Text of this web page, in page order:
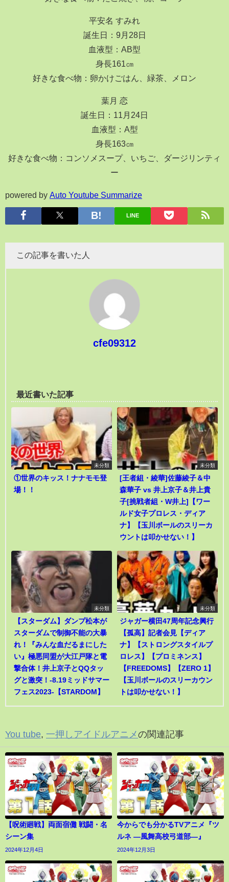
平安名 すみれ
誕生日：9月28日
血液型：AB型
身長161㎝
好きな食べ物：卵かけごはん、緑茶、メロン
葉月 恋
誕生日：11月24日
血液型：A型
身長163㎝
好きな食べ物：コンソメスープ、いちご、ダージリンティ
ー
powered by Auto Youtube Summarize
LINE
この記事を書いた人
cfe09312
最近書いた記事
未分類
①世界のキッス！ナナモモ登
場！！
未分類
[王者組・綾華]佐藤綾子＆中
森華子 vs 井上京子＆井上貴
子[挑戦者組・W井上]【ワー
ルド女子プロレス・ディア
ナ】【玉川ボールのスリーカ
ウントは叩かせない！】
未分類
【スターダム】ダンプ松本が
スターダムで制御不能の大暴
れ！『みんな血だるまにした
い』極悪同盟が大江戸隊と電
撃合体！井上京子とQQタッ
グと激突！-8.19ミッドサマー
フェス2023-【STARDOM】
未分類
ジャガー横田47周年記念興行
【孤高】記者会見【ディア
ナ】【ストロングスタイルプ
ロレス】【プロミネンス】
【FREEDOMS】【ZERO 1】
【玉川ボールのスリーカウン
トは叩かせない！】
You tube, 一押しアイドルアニメの関連記事
【呪術廻戦】両面宿儺 戦闘・名
シーン集
2024年12月4日
今からでも分かるTVアニメ『ツ
ルネ ―風舞高校弓道部―』
2024年12月3日